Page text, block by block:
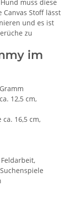
muss diese
Stoff lässt
und es ist
zu
im
12,5 cm,
16,5 cm,